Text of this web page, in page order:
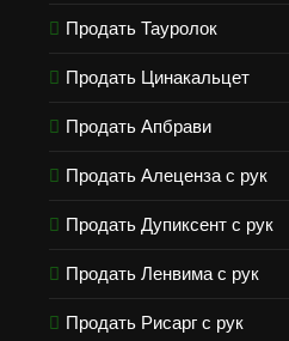
Продать Тауролок
Продать Цинакальцет
Продать Апбрави
Продать Алеценза с рук
Продать Дупиксент с рук
Продать Ленвима с рук
Продать Рисарг с рук